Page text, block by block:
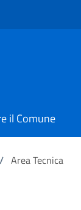
il Comune
/ Area Tecnica